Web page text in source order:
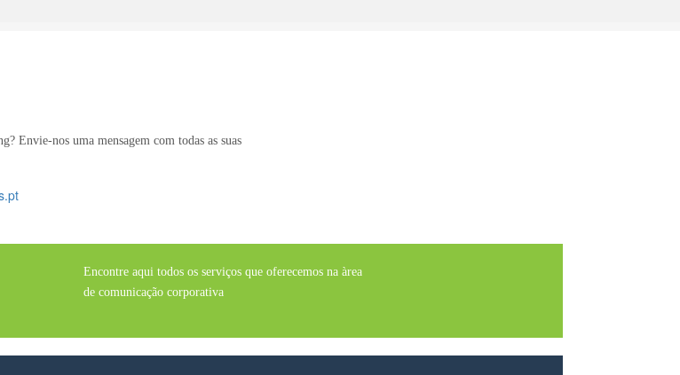
Envie-nos uma mensagem com todas as suas
Encontre aqui todos os serviços que oferecemos na àrea
de comunicação corporativa